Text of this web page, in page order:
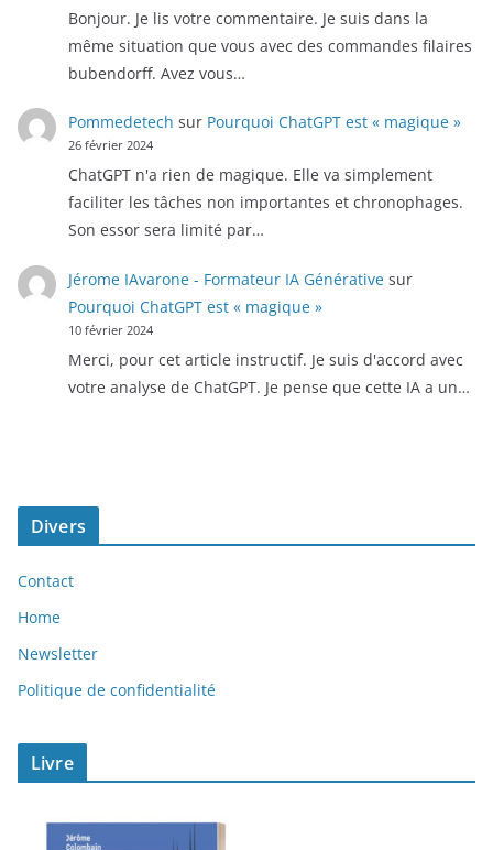
Bonjour. Je lis votre commentaire. Je suis dans la
même situation que vous avec des commandes filaires
bubendorff. Avez vous…
Pommedetech sur Pourquoi ChatGPT est « magique »
26 février 2024
ChatGPT n'a rien de magique. Elle va simplement
faciliter les tâches non importantes et chronophages.
Son essor sera limité par…
Jérome IAvarone - Formateur IA Générativesur
Pourquoi ChatGPT est « magique »
10 février 2024
Merci, pour cet article instructif. Je suis d'accord avec
votre analyse de ChatGPT. Je pense que cette IA a un…
Divers
Contact
Home
Newsletter
Politique de confidentialité
Livre